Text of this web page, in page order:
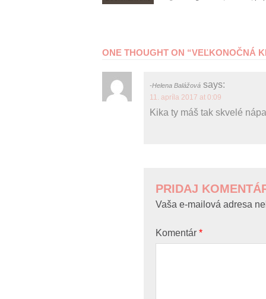
ONE THOUGHT ON “VEĽKONOČNÁ
Helena Balážová says:
11. apríla 2017 at 0:09
Kika ty máš tak skvelé
PRIDAJ
Vaša e-mailová adresa
Komentár *